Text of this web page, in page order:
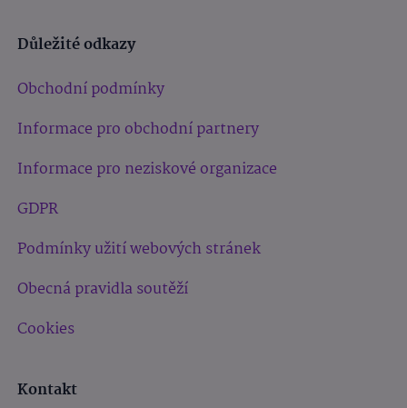
Důležité odkazy
Obchodní podmínky
Informace pro obchodní partnery
Informace pro neziskové organizace
GDPR
Podmínky užití webových stránek
Obecná pravidla soutěží
Cookies
Kontakt